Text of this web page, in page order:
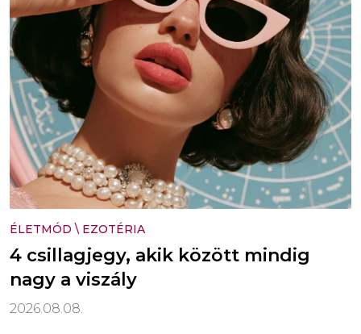
ÉLETMÓD \ EZOTÉRIA
4 csillagjegy, akik között mindig
nagy a viszály
2026.08.08.